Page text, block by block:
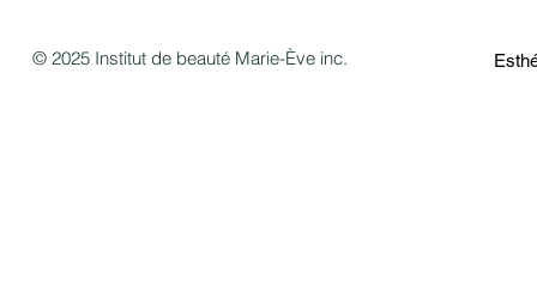
© 2025 Institut de beauté Marie-Ève inc.